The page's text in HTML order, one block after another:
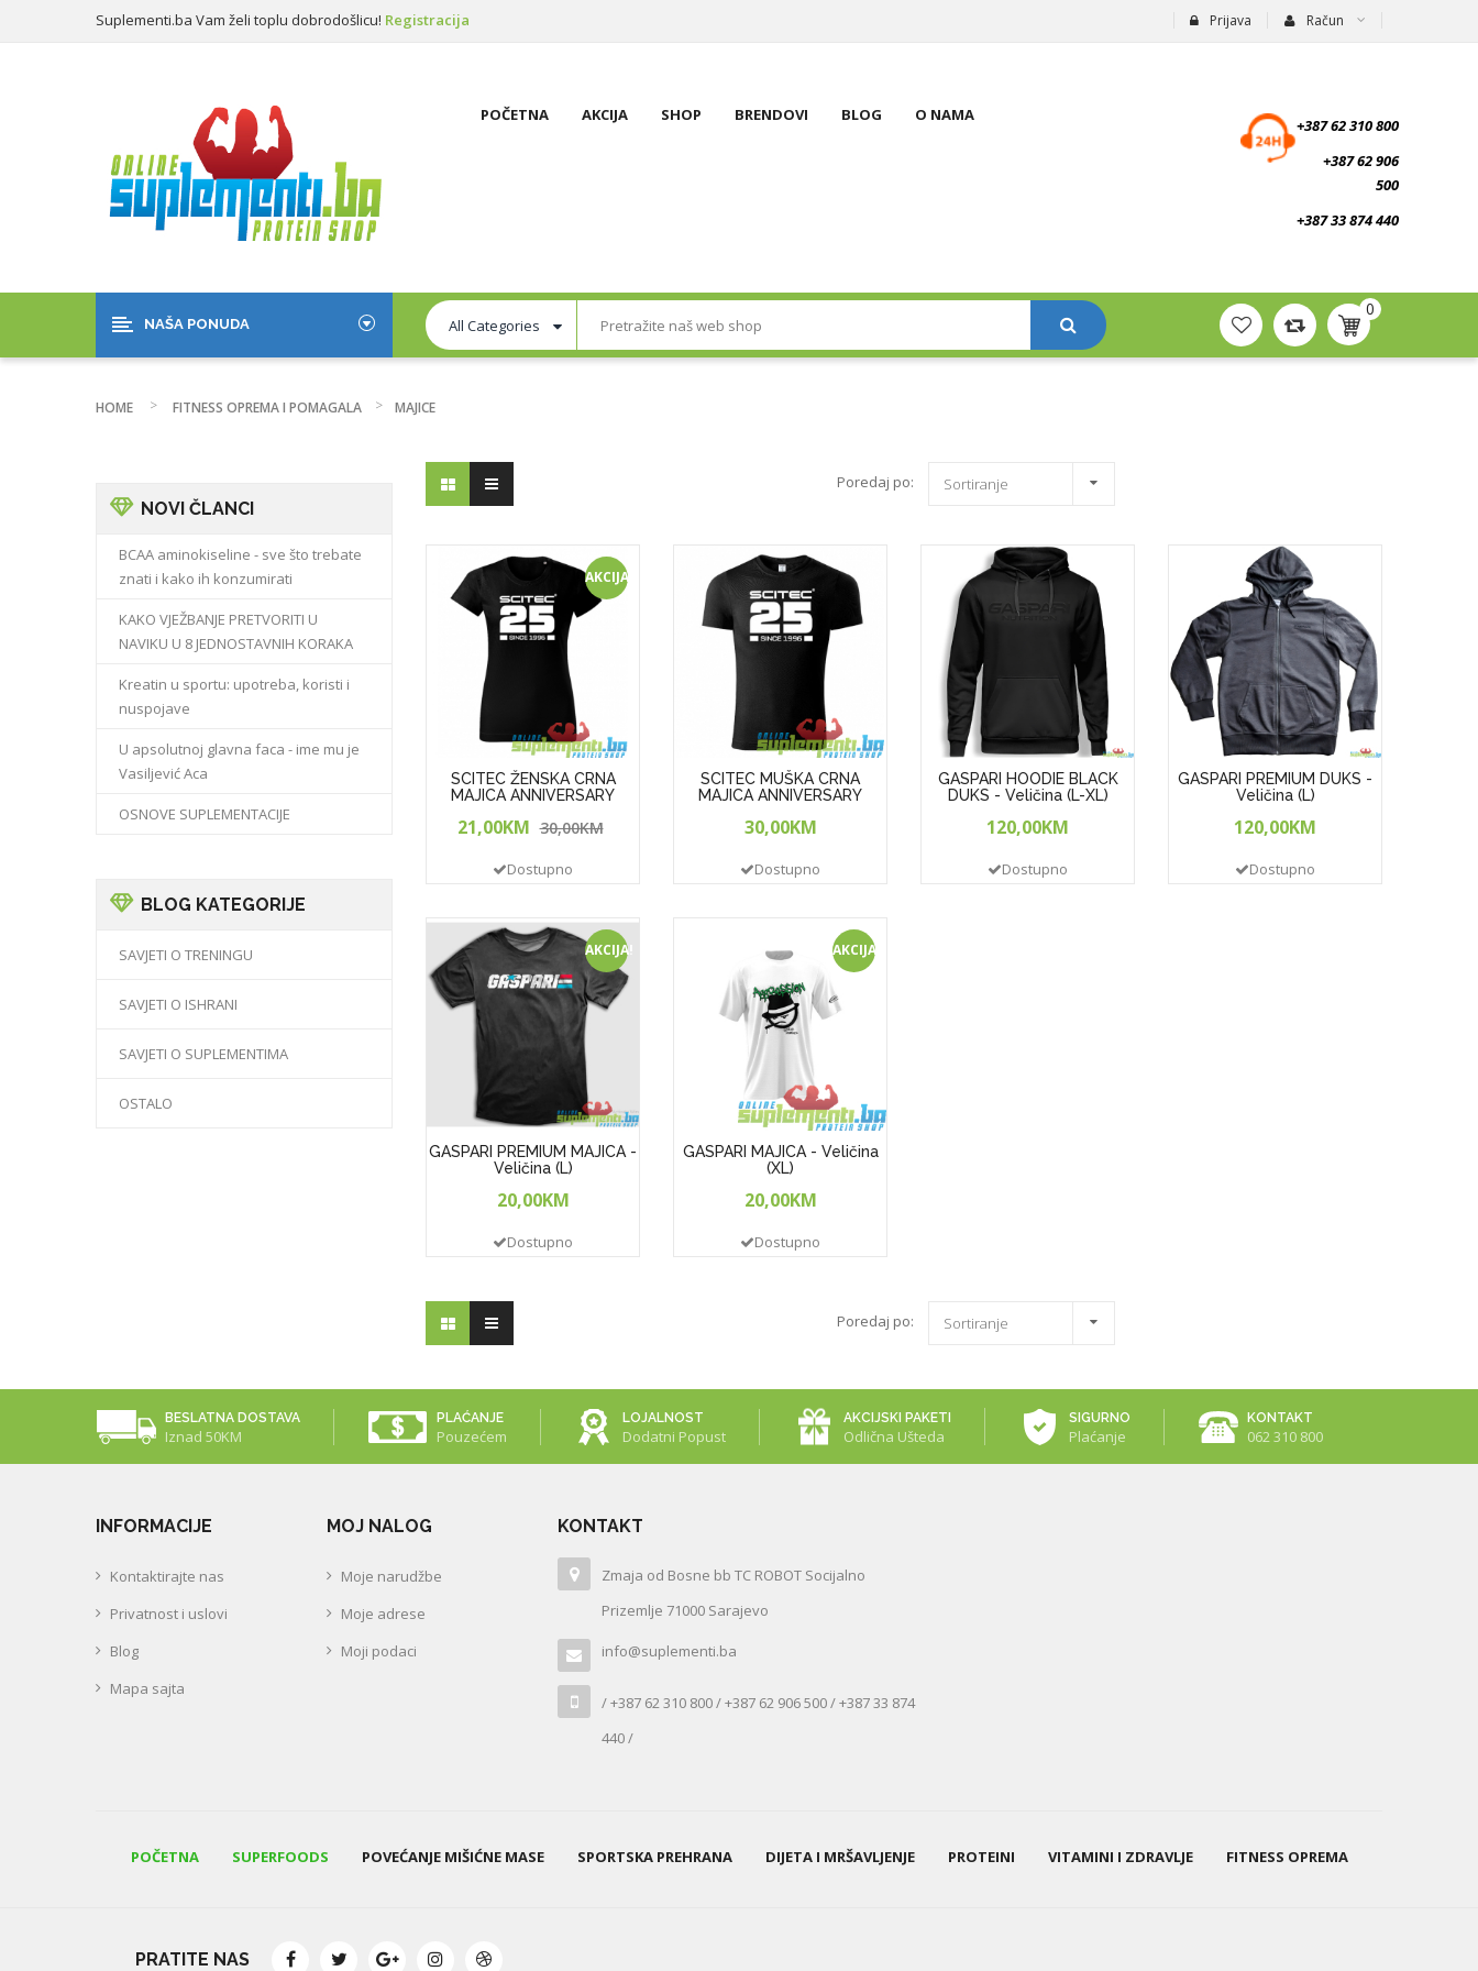
Suplementi.ba Vam želi toplu dobrodošlicu! Registracija
Prijava Račun
POČETNA AKCIJA SHOP BRENDOVI BLOG O NAMA
+387 62 310 800
+387 62 906
500
+387 33 874 440
NAŠA PONUDA
0
HOME FITNESS OPREMA I POMAGALA MAJICE
NOVI ČLANCI
BCAA aminokiseline - sve što trebate
znati i kako ih konzumirati
KAKO VJEŽBANJE PRETVORITI U
NAVIKU U 8 JEDNOSTAVNIH KORAKA
Kreatin u sportu: upotreba, koristi i
nuspojave
U apsolutnoj glavna faca - ime mu je
Vasiljević Aca
OSNOVE SUPLEMENTACIJE
BLOG KATEGORIJE
SAVJETI O TRENINGU
SAVJETI O ISHRANI
SAVJETI O SUPLEMENTIMA
OSTALO
Poredaj po: Sortiranje
AKCIJA!
SCITEC ŽENSKA CRNA
MAJICA ANNIVERSARY
21,00KM 30,00KM
Dostupno
SCITEC MUŠKA CRNA
MAJICA ANNIVERSARY
30,00KM
Dostupno
GASPARI HOODIE BLACK
DUKS - Veličina (L-XL)
120,00KM
Dostupno
GASPARI PREMIUM DUKS -
Veličina (L)
120,00KM
Dostupno
AKCIJA!
GASPARI PREMIUM MAJICA -
Veličina (L)
20,00KM
Dostupno
AKCIJA!
GASPARI MAJICA - Veličina
(XL)
20,00KM
Dostupno
Poredaj po: Sortiranje
BESLATNA DOSTAVA
Iznad 50KM
PLAĆANJE
Pouzećem
LOJALNOST
Dodatni Popust
AKCIJSKI PAKETI
Odlična Ušteda
SIGURNO
Plaćanje
KONTAKT
062 310 800
INFORMACIJE
Kontaktirajte nas
Privatnost i uslovi
Blog
Mapa sajta
MOJ NALOG
Moje narudžbe
Moje adrese
Moji podaci
KONTAKT
Zmaja od Bosne bb TC ROBOT Socijalno
Prizemlje 71000 Sarajevo
info@suplementi.ba
/ +387 62 310 800 / +387 62 906 500 / +387 33 874
440 /
POČETNA SUPERFOODS POVEĆANJE MIŠIĆNE MASE SPORTSKA PREHRANA DIJETA I MRŠAVLJENJE PROTEINI VITAMINI I ZDRAVLJE FITNESS OPREMA
PRATITE NAS